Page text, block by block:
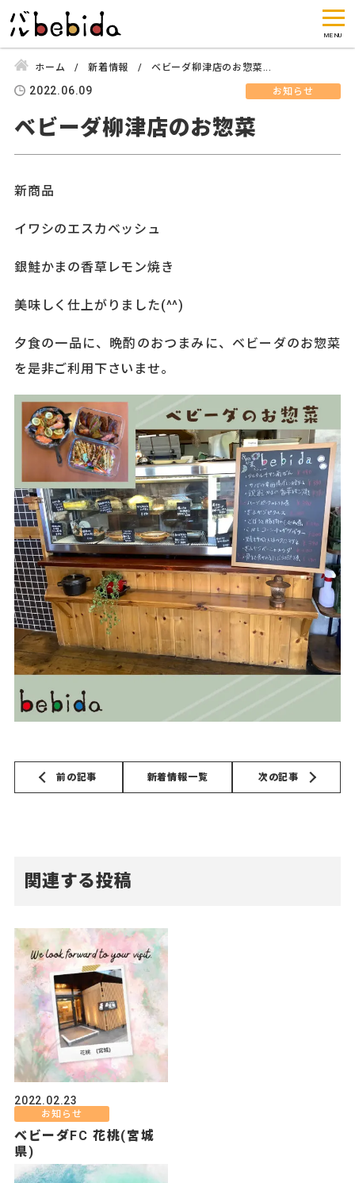
ホーム 新着情報 ベビーダ柳津店のお惣菜...
2022.06.09 お知らせ
ベビーダ柳津店のお惣菜
新商品
イワシのエスカベッシュ
銀鮭かまの香草レモン焼き
美味しく仕上がりました(^^)
夕食の一品に、晩酌のおつまみに、ベビーダのお惣菜
を是非ご利用下さいませ。
前の記事 次の記事
新着情報一覧
関連する投稿
2022.02.23
お知らせ
ベビーダFC 花桃(宮城
県)